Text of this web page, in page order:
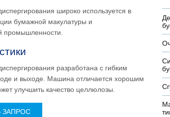
широко используется в
бумажной макулатуры и
промышленности.
разработана с гибким
и выходе. Машина отличается хорошим
улучшить качество целлюлозы.
ЗАПРОС